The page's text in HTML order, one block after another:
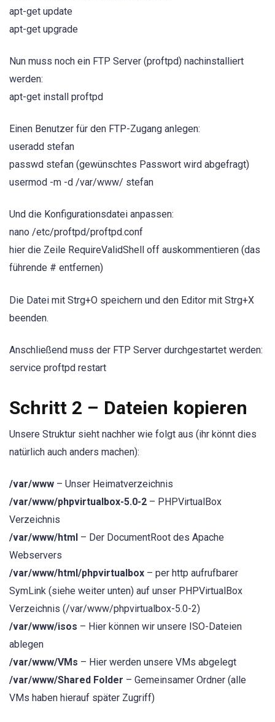
apt-get update
apt-get upgrade
Nun muss noch ein FTP Server (proftpd) nachinstalliert
werden:
apt-get install proftpd
Einen Benutzer für den FTP-Zugang anlegen:
useradd stefan
passwd stefan (gewünschtes Passwort wird abgefragt)
usermod -m -d /var/www/ stefan
Und die Konfigurationsdatei anpassen:
nano /etc/proftpd/proftpd.conf
hier die Zeile RequireValidShell off auskommentieren (das
führende # entfernen)
Die Datei mit Strg+O speichern und den Editor mit Strg+X
beenden.
Anschließend muss der FTP Server durchgestartet werden:
service proftpd restart
Schritt 2 – Dateien kopieren
Unsere Struktur sieht nachher wie folgt aus (ihr könnt dies
natürlich auch anders machen):
/var/www – Unser Heimatverzeichnis
/var/www/phpvirtualbox-5.0-2 – PHPVirtualBox
Verzeichnis
/var/www/html – Der DocumentRoot des Apache
Webservers
/var/www/html/phpvirtualbox – per http aufrufbarer
SymLink (siehe weiter unten) auf unser PHPVirtualBox
Verzeichnis (/var/www/phpvirtualbox-5.0-2)
/var/www/isos – Hier können wir unsere ISO-Dateien
ablegen
/var/www/VMs – Hier werden unsere VMs abgelegt
/var/www/Shared Folder – Gemeinsamer Ordner (alle
VMs haben hierauf später Zugriff)